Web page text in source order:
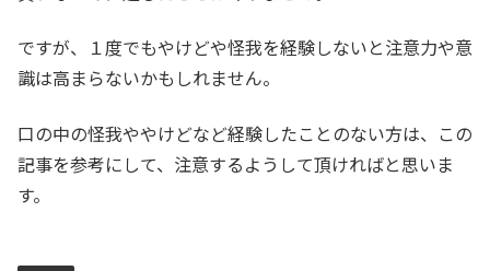
ですが、１度でもやけどや怪我を経験しないと注意力や意
識は高まらないかもしれません。
口の中の怪我ややけどなど経験したことのない方は、この
記事を参考にして、注意するようして頂ければと思いま
す。